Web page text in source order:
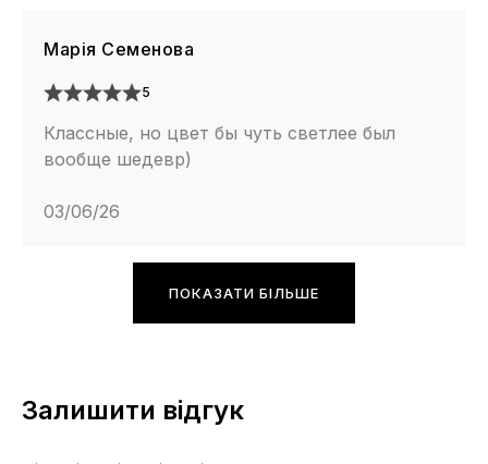
Марія Семенова
5
Классные, но цвет бы чуть светлее был
вообще шедевр)
03/06/26
ПОКАЗАТИ БІЛЬШЕ
Залишити відгук